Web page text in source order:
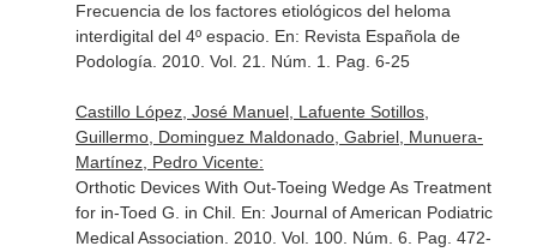
Frecuencia de los factores etiológicos del heloma
interdigital del 4º espacio. En: Revista Española de
Podología . 2010. Vol. 21. Núm. 1. Pag. 6-25
Castillo López, José Manuel, Lafuente Sotillos,
Guillermo, Dominguez Maldonado, Gabriel, Munuera-
Martínez, Pedro Vicente:
Orthotic Devices With Out-Toeing Wedge As Treatment
for in-Toed G. in Chil. En: Journal of American Podiatric
Medical Association . 2010. Vol. 100. Núm. 6. Pag. 472-